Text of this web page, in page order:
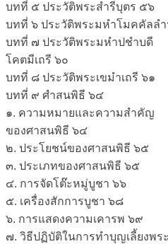
บทที่ ๕ ประวัติพระสำรีบุตร ๕๖
บทที่ ๖ ประวัติพระมหำโมคคัลล
บทที่ ๗ ประวัติพระมหำปชำบดี
โคตมีเถรี ๖๐
บทที่ ๘ ประวัติพระเขมำเถรี ๖๑
บทที่ ๙ ศำสนพิธี ๖๔
๑. ความหมายและความสำคัญ
ของศาสนพิธี ๖๔
๒. ประโยชน์ของศาสนพิธี ๖๕
๓. ประเภทของศาสนพิธี ๖๕
๔. การจัดโต๊ะหมู่บูชา ๖๖
๕. เครื่องสักการบูชา ๖๘
๖. การแสดงความเคารพ ๖๙
๗. วิธีปฏิบัติในการทำบุญเลี้ยงพร